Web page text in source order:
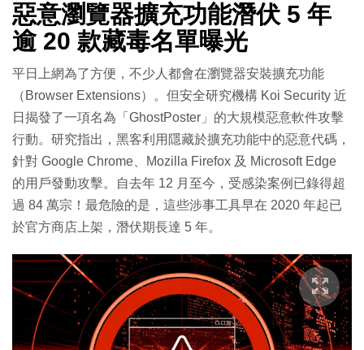
惡意瀏覽器擴充功能潛伏 5 年
逾 20 款藏毒名單曝光
平日上網為了方便，不少人都會在瀏覽器安裝擴充功能
（Browser Extensions）。但安全研究機構 Koi Security 近
日揭發了一項名為「GhostPoster」的大規模惡意軟件攻擊
行動。研究指出，黑客利用隱藏於擴充功能中的惡意代碼，
針對 Google Chrome、Mozilla Firefox 及 Microsoft Edge
的用戶發動攻擊。自去年 12 月至今，受感染案例已錄得超
過 84 萬宗！最危險的是，這些涉事工具早在 2020 年起已
於官方商店上架，潛伏期長達 5 年。